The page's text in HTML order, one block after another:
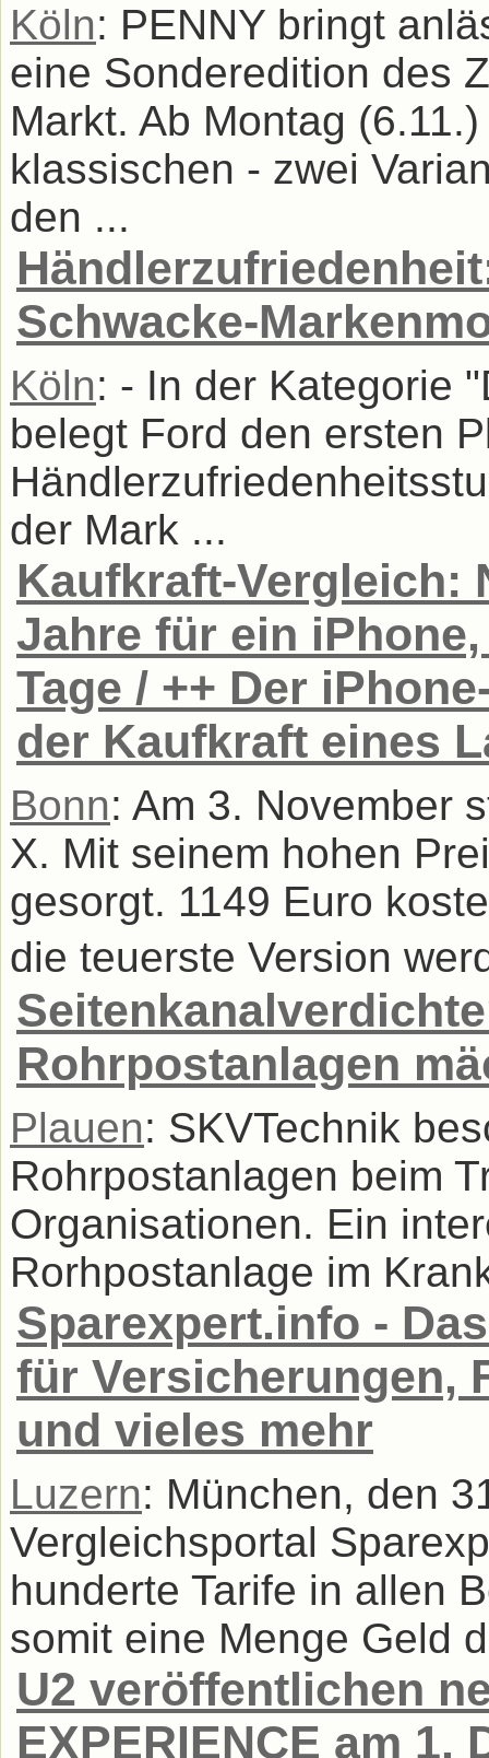
Köln: PENNY bringt
eine Sonderedition des
Markt. Ab Montag
klassischen - zwei
den ...
Schwacke-
Köln: - In der Kategorie
belegt Ford den ersten
der Mark ...
Kaufkraft-Vergleich:
Jahre für ein
Tage / ++ Der
der Kaufkraft eines
Bonn: Am 3. November
X. Mit seinem hohen
gesorgt. 1149 Euro
die teuerste Version
Rohrpostanlagen
Plauen: SKVTechnik
Rohrpostanlagen beim
Organisationen. Ein
Rorhpostanlage im
Sparexpert.info -
für Versicherungen,
und vieles mehr
Luzern: München, den
Vergleichsportal
hunderte Tarife in allen
somit eine Menge Geld
U2 veröffentlichen
EXPERIENCE am 1.